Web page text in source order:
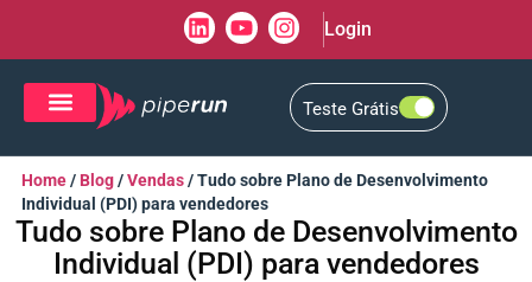
Login
Teste Grátis
Home/ Blog/Vendas/Tudo sobre Plano de Desenvolvimento
Individual (PDI) para vendedores
Tudo sobre Plano de Desenvolvimento
Individual (PDI) para vendedores